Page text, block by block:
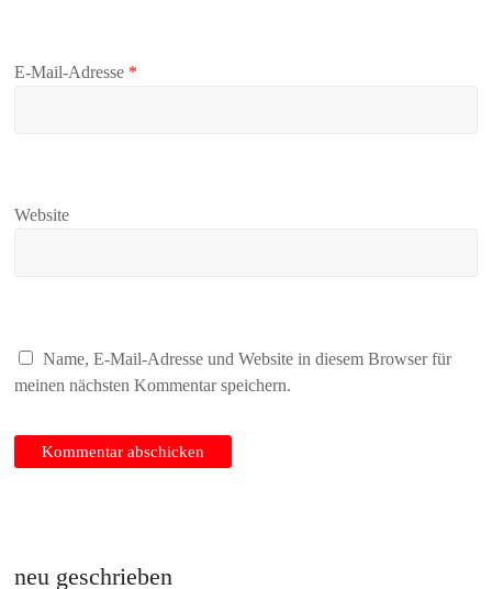
E-Mail-Adresse *
Website
Name, E-Mail-Adresse und Website in diesem Browser für
meinen nächsten Kommentar speichern.
neu geschrieben